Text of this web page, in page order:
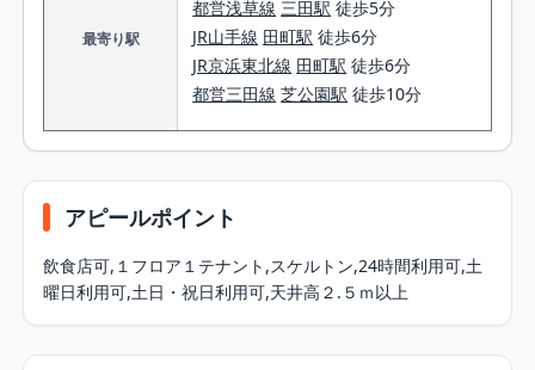
最寄り駅
都営浅草線 三田駅 徒歩5分
JR山手線 田町駅 徒歩6分
JR京浜東北線 田町駅 徒歩6分
都営三田線 芝公園駅 徒歩10分
アピールポイント
飲⾷店可,１フロア１テナント,スケルトン,24時間利⽤可,⼟
曜⽇利⽤可,⼟⽇・祝⽇利⽤可,天井⾼２.５ｍ以上